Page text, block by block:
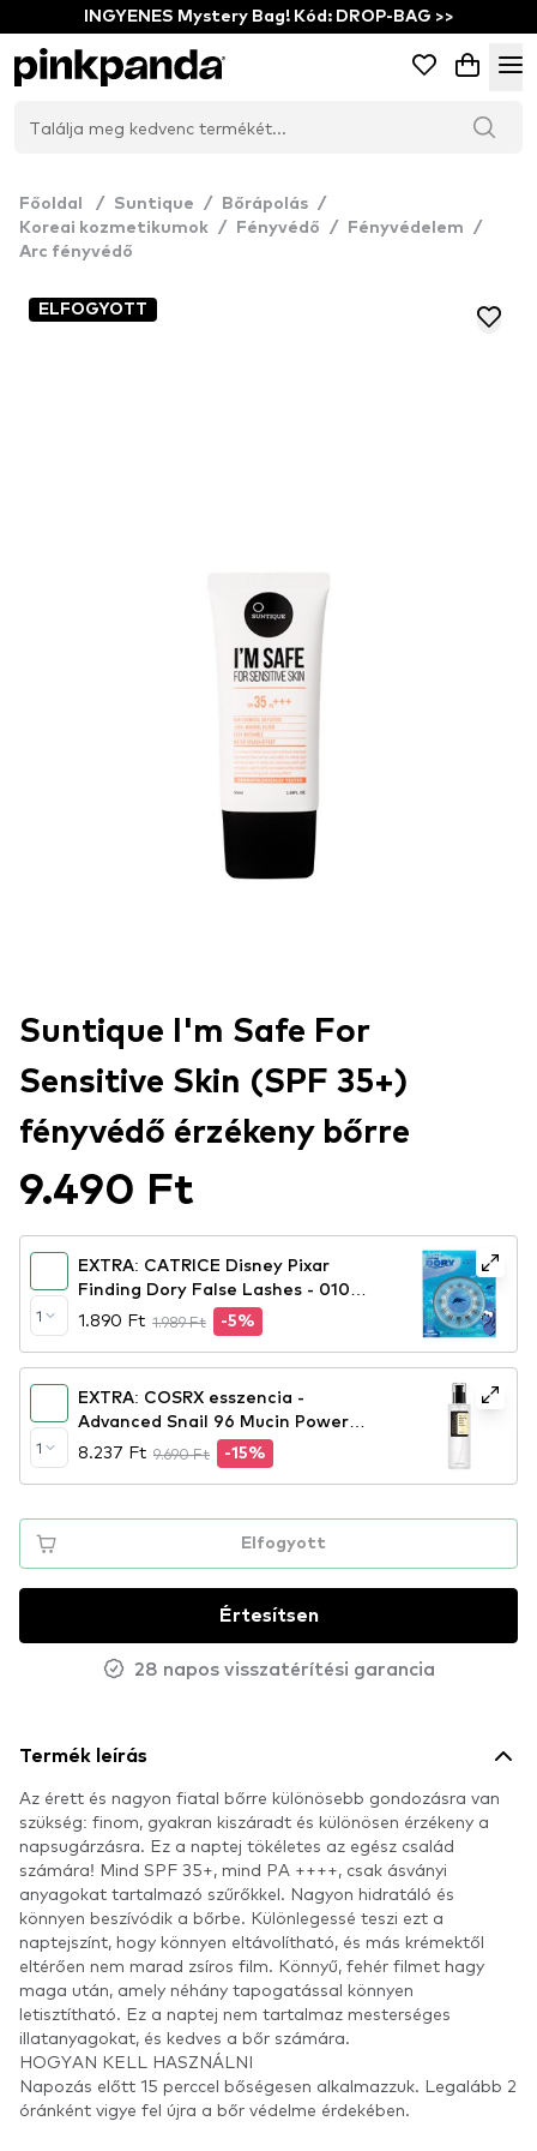
INGYENES Mystery Bag! Kód: DROP-BAG >>
Főoldal / Suntique / Bőrápolás /
Koreai kozmetikumok / Fényvédő / Fényvédelem
/
Arc fényvédő
ELFOGYOTT
Suntique I'm Safe For
Sensitive Skin (SPF 35+)
fényvédő érzékeny bőrre
9.490 Ft
1
EXTRA: CATRICE Disney Pixar
Finding Dory False Lashes - 010
Forget-Me-Not
1.890 Ft 1.989 Ft -5%
1
EXTRA: COSRX esszencia -
Advanced Snail 96 Mucin Power
Essence
8.237 Ft 9.690 Ft -15%
Elfogyott
Értesítsen
28 napos visszatérítési garancia
Termék leírás
Az érett és nagyon fiatal bőrre különösebb gondozásra van
szükség: finom, gyakran kiszáradt és különösen érzékeny a
napsugárzásra. Ez a naptej tökéletes az egész család
számára! Mind SPF 35+, mind PA ++++, csak ásványi
anyagokat tartalmazó szűrőkkel. Nagyon hidratáló és
könnyen beszívódik a bőrbe. Különlegessé teszi ezt a
naptejszínt, hogy könnyen eltávolítható, és más krémektől
eltérően nem marad zsíros film. Könnyű, fehér filmet hagy
maga után, amely néhány tapogatással könnyen
letisztítható. Ez a naptej nem tartalmaz mesterséges
illatanyagokat, és kedves a bőr számára.
HOGYAN KELL HASZNÁLNI
Napozás előtt 15 perccel bőségesen alkalmazzuk. Legalább 2
óránként vigye fel újra a bőr védelme érdekében.